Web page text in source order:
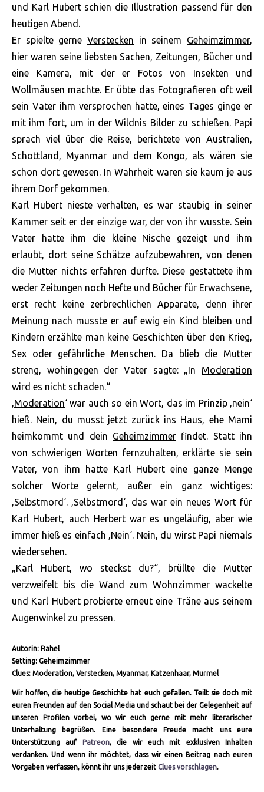
und Karl Hubert schien die Illustration passend für den
heutigen Abend.
Er spielte gerne Verstecken in seinem Geheimzimmer,
hier waren seine liebsten Sachen, Zeitungen, Bücher und
eine Kamera, mit der er Fotos von Insekten und
Wollmäusen machte. Er übte das Fotografieren oft weil
sein Vater ihm versprochen hatte, eines Tages ginge er
mit ihm fort, um in der Wildnis Bilder zu schießen. Papi
sprach viel über die Reise, berichtete von Australien,
Schottland, Myanmar und dem Kongo, als wären sie
schon dort gewesen. In Wahrheit waren sie kaum je aus
ihrem Dorf gekommen.
Karl Hubert nieste verhalten, es war staubig in seiner
Kammer seit er der einzige war, der von ihr wusste. Sein
Vater hatte ihm die kleine Nische gezeigt und ihm
erlaubt, dort seine Schätze aufzubewahren, von denen
die Mutter nichts erfahren durfte. Diese gestattete ihm
weder Zeitungen noch Hefte und Bücher für Erwachsene,
erst recht keine zerbrechlichen Apparate, denn ihrer
Meinung nach musste er auf ewig ein Kind bleiben und
Kindern erzählte man keine Geschichten über den Krieg,
Sex oder gefährliche Menschen. Da blieb die Mutter
streng, wohingegen der Vater sagte: „In Moderation
wird es nicht schaden.“
‚Moderation‘ war auch so ein Wort, das im Prinzip ‚nein‘
hieß. Nein, du musst jetzt zurück ins Haus, ehe Mami
heimkommt und dein Geheimzimmer findet. Statt ihn
von schwierigen Worten fernzuhalten, erklärte sie sein
Vater, von ihm hatte Karl Hubert eine ganze Menge
solcher Worte gelernt, außer ein ganz wichtiges:
‚Selbstmord‘. ‚Selbstmord‘, das war ein neues Wort für
Karl Hubert, auch Herbert war es ungeläufig, aber wie
immer hieß es einfach ‚Nein‘. Nein, du wirst Papi niemals
wiedersehen.
„Karl Hubert, wo steckst du?“, brüllte die Mutter
verzweifelt bis die Wand zum Wohnzimmer wackelte
und Karl Hubert probierte erneut eine Träne aus seinem
Augenwinkel zu pressen.
Autorin: Rahel
Setting: Geheimzimmer
Clues: Moderation, Verstecken, Myanmar, Katzenhaar, Murmel
Wir hoffen, die heutige Geschichte hat euch gefallen. Teilt sie doch mit
euren Freunden auf den Social Media und schaut bei der Gelegenheit auf
unseren Profilen vorbei, wo wir euch gerne mit mehr literarischer
Unterhaltung begrüßen. Eine besondere Freude macht uns eure
Unterstützung auf
Patreon, die wir euch mit exklusiven Inhalten
verdanken. Und wenn ihr möchtet, dass wir einen Beitrag nach euren
Vorgaben verfassen, könnt ihr uns jederzeit Clues vorschlagen.